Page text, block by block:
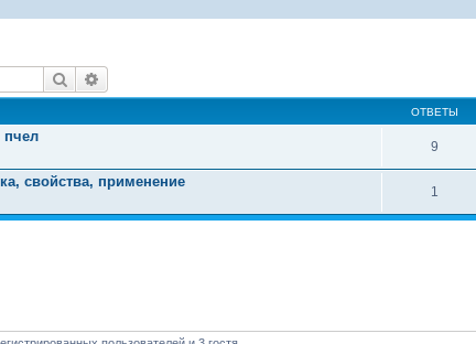
Поиск
ОТВЕТЫ
пчел
9
свойства, применение
1